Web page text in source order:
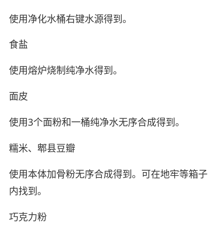
使用净化水桶右键水源得到。
食盐
使用熔炉烧制纯净水得到。
面皮
使用3个面粉和一桶纯净水无序合成得到。
糯米、郫县豆瓣
使用本体加骨粉无序合成得到。可在地牢等箱子
内找到。
巧克力粉